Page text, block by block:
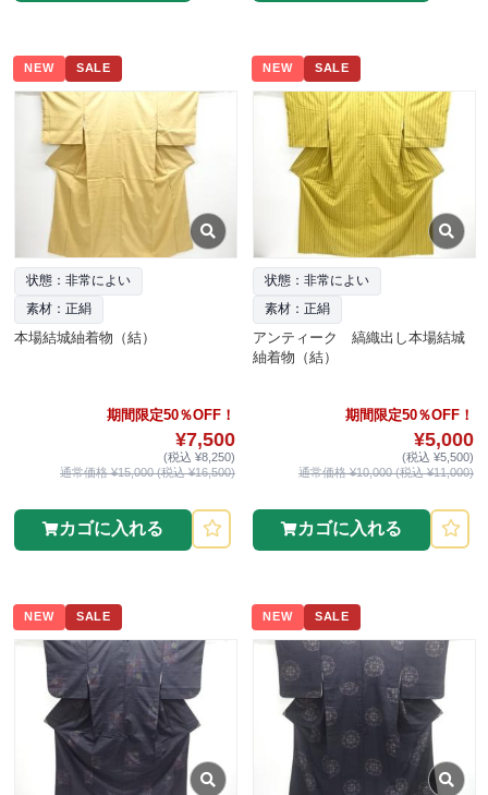
NEW SALE
状態：非常によい
素材：正絹
本場結城紬着物（結）
期間限定50％OFF！
¥7,500
(税込 ¥8,250)
通常価格 ¥15,000 (税込 ¥16,500)
カゴに入れる
NEW SALE
状態：非常によい
素材：正絹
アンティーク 縞織出し本場結城
紬着物（結）
期間限定50％OFF！
¥5,000
(税込 ¥5,500)
通常価格 ¥10,000 (税込 ¥11,000)
カゴに入れる
NEW SALE NEW SALE